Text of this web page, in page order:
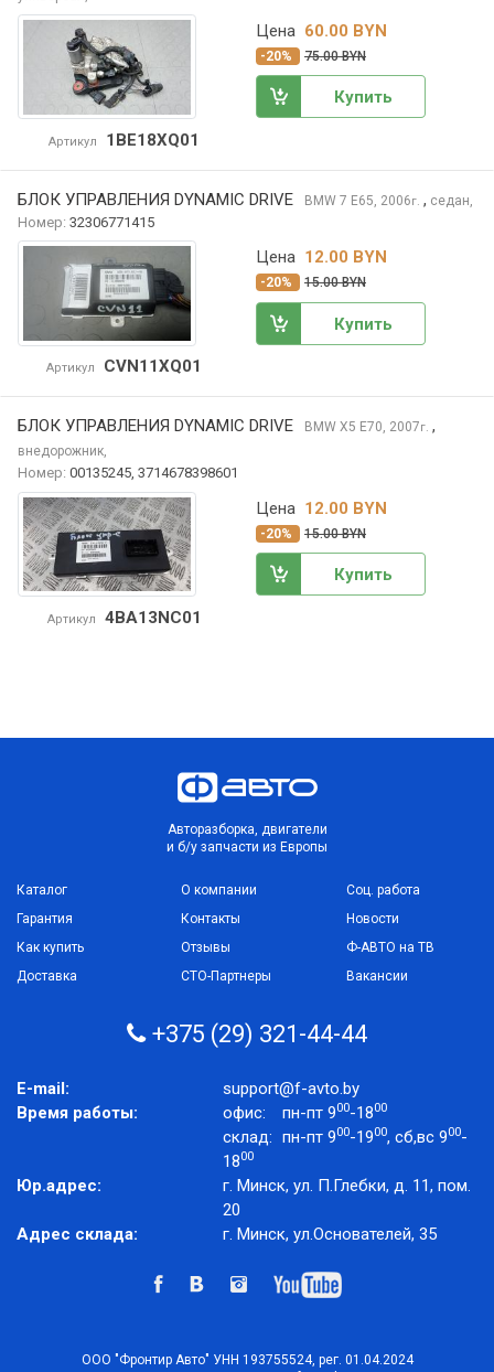
Артикул 1BE18XQ01
Цена 60.00 BYN
-20% 75.00 BYN
Купить
БЛОК УПРАВЛЕНИЯ DYNAMIC DRIVE BMW 7 E65, 2006г. , седан,
Номер: 32306771415
Артикул CVN11XQ01
Цена 12.00 BYN
-20% 15.00 BYN
Купить
БЛОК УПРАВЛЕНИЯ DYNAMIC DRIVE BMW X5 E70, 2007г. ,
внедорожник,
Номер: 00135245, 3714678398601
Артикул 4BA13NC01
Цена 12.00 BYN
-20% 15.00 BYN
Купить
Авторазборка, двигатели
и б/у запчасти из Европы
Каталог
Гарантия
Как купить
Доставка
О компании
Контакты
Отзывы
СТО-Партнеры
Соц. работа
Новости
Ф-АВТО на ТВ
Вакансии
+375 (29) 321-44-44
E-mail:
support@f-avto.by
Время работы:
офис: пн-пт 900-1800
склад: пн-пт 900-1900, сб,вс 900-
1800
Юр.адрес:
г. Минск, ул. П.Глебки, д. 11, пом.
20
Адрес склада:
г. Минск, ул.Основателей, 35
ООО "Фронтир Авто" УНН 193755524, рег. 01.04.2024